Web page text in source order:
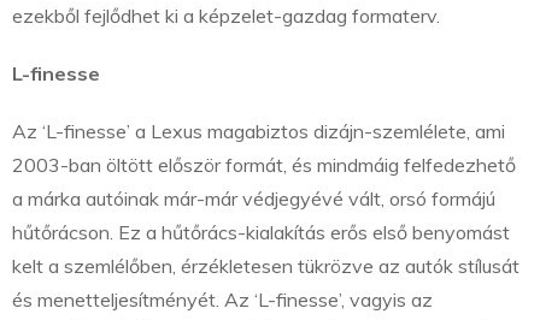
ezekből fejlődhet ki a képzelet-gazdag formaterv.
L-finesse
Az ‘L-finesse’ a Lexus magabiztos dizájn-szemlélete, ami
2003-ban öltött először formát, és mindmáig felfedezhető
a márka autóinak már-már védjegyévé vált, orsó formájú
hűtőrácson. Ez a hűtőrács-kialakítás erős első benyomást
kelt a szemlélőben, érzékletesen tükrözve az autók stílusát
és menetteljesítményét. Az ‘L-finesse’, vagyis az